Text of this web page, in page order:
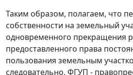
Таким образом, полагаем, что
собственности на земельный
одновременного прекращения
предоставленного права
пользования земельным
следовательно, ФГУП -